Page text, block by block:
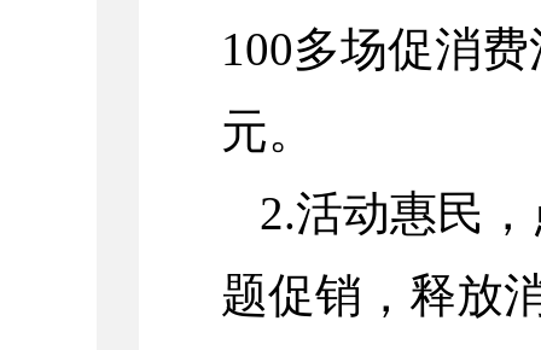
100多场促消
元。
2.活动惠民
题促销，释放